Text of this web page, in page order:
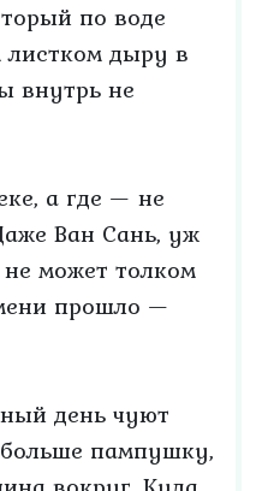
по воде
листком дыру в
внутрь не
а где — не
Ван Сань, уж
может толком
прошло —
день чуют
пампушку,